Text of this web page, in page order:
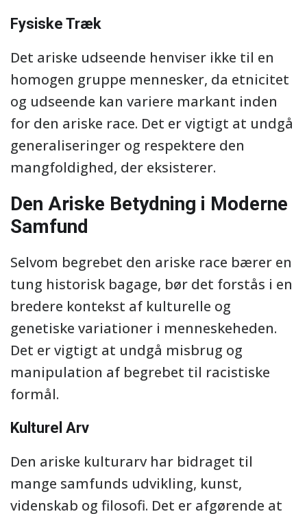
Fysiske Træk
Det ariske udseende henviser ikke til en
homogen gruppe mennesker, da etnicitet
og udseende kan variere markant inden
for den ariske race. Det er vigtigt at undgå
generaliseringer og respektere den
mangfoldighed, der eksisterer.
Den Ariske Betydning i Moderne
Samfund
Selvom begrebet den ariske race bærer en
tung historisk bagage, bør det forstås i en
bredere kontekst af kulturelle og
genetiske variationer i menneskeheden.
Det er vigtigt at undgå misbrug og
manipulation af begrebet til racistiske
formål.
Kulturel Arv
Den ariske kulturarv har bidraget til
mange samfunds udvikling, kunst,
videnskab og filosofi. Det er afgørende at